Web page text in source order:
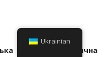
науково-практична
Ukrainian